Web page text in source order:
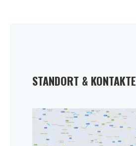
STANDORT & KONTAKTE